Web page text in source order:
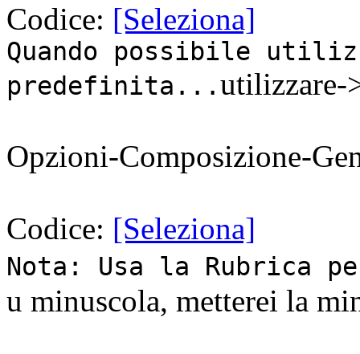
Codice: [Seleziona]
Quando possibile
predefinita...utilizzare-
Opzioni-Composizione-
Codice: [Seleziona]
Nota: Usa la Rubrica
u minuscola, metterei la